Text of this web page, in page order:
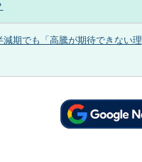
期でも「高騰が期待できない理